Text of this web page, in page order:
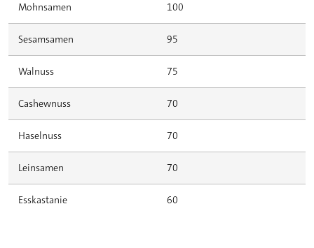
Mohnsamen 100
Sesamsamen 95
Walnuss 75
Cashewnuss 70
Haselnuss 70
Leinsamen 70
Esskastanie 60